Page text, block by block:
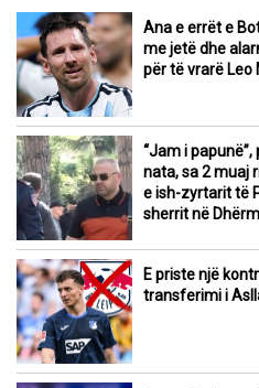
Ana e errët e
me jetë dhe
për të vrarë Leo
“Jam i
nata, sa 2 muaj
e ish-zyrtarit të
sherrit në
E priste një
transferimi i